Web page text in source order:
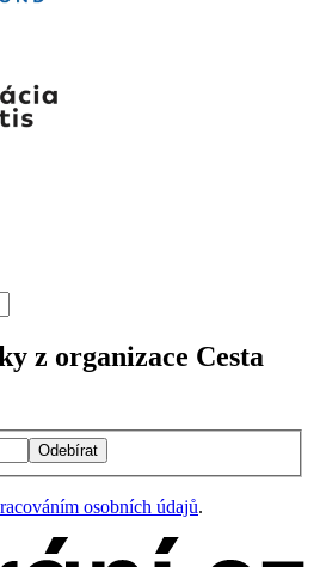
z organizace Cesta
Odebírat
osobních údajů.